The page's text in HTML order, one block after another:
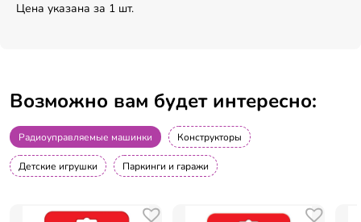
Цена указана за 1 шт.
Возможно вам будет интересно:
Радиоуправляемые машинки Конструкторы
Детские игрушки Паркинги и гаражи